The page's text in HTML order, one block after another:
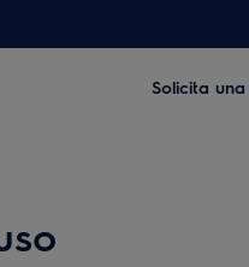
Solicita